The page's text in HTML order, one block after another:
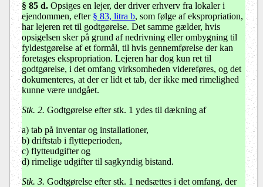
§ 85 d. Opsiges en lejer, der driver erhverv fra lokaler i
ejendommen, efter § 83, litra b, som følge af ekspropriation,
har lejeren ret til godtgørelse. Det samme gælder, hvis
opsigelsen sker på grund af nedrivning eller ombygning til
fyldestgørelse af et formål, til hvis gennemførelse der kan
foretages ekspropriation. Lejeren har dog kun ret til
godtgørelse, i det omfang virksomheden videreføres, og det
dokumenteres, at der er lidt et tab, der ikke med rimelighed
kunne være undgået.
Stk. 2. Godtgørelse efter stk. 1 ydes til dækning af
a) tab på inventar og installationer,
b) driftstab i flytteperioden,
c) flytteudgifter og
d) rimelige udgifter til sagkyndig bistand.
Stk. 3. Godtgørelse efter stk. 1 nedsættes i det omfang, der